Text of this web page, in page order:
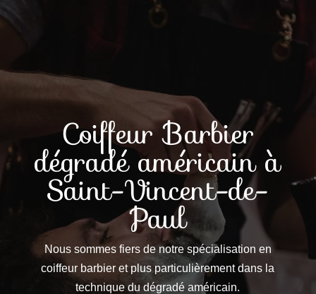
Coiffeur Barbier
dégradé américain à
Saint-Vincent-de-
Paul
Nous sommes fiers de notre spécialisation en
coiffeur barbier et plus particulièrement dans la
technique du dégradé américain.